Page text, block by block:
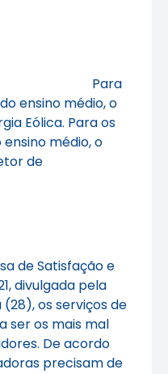
Para
ensino médio, o
Eólica. Para os
médio, o
de
de Satisfação e
divulgada pela
os serviços de
ser os mais mal
De acordo
precisam de